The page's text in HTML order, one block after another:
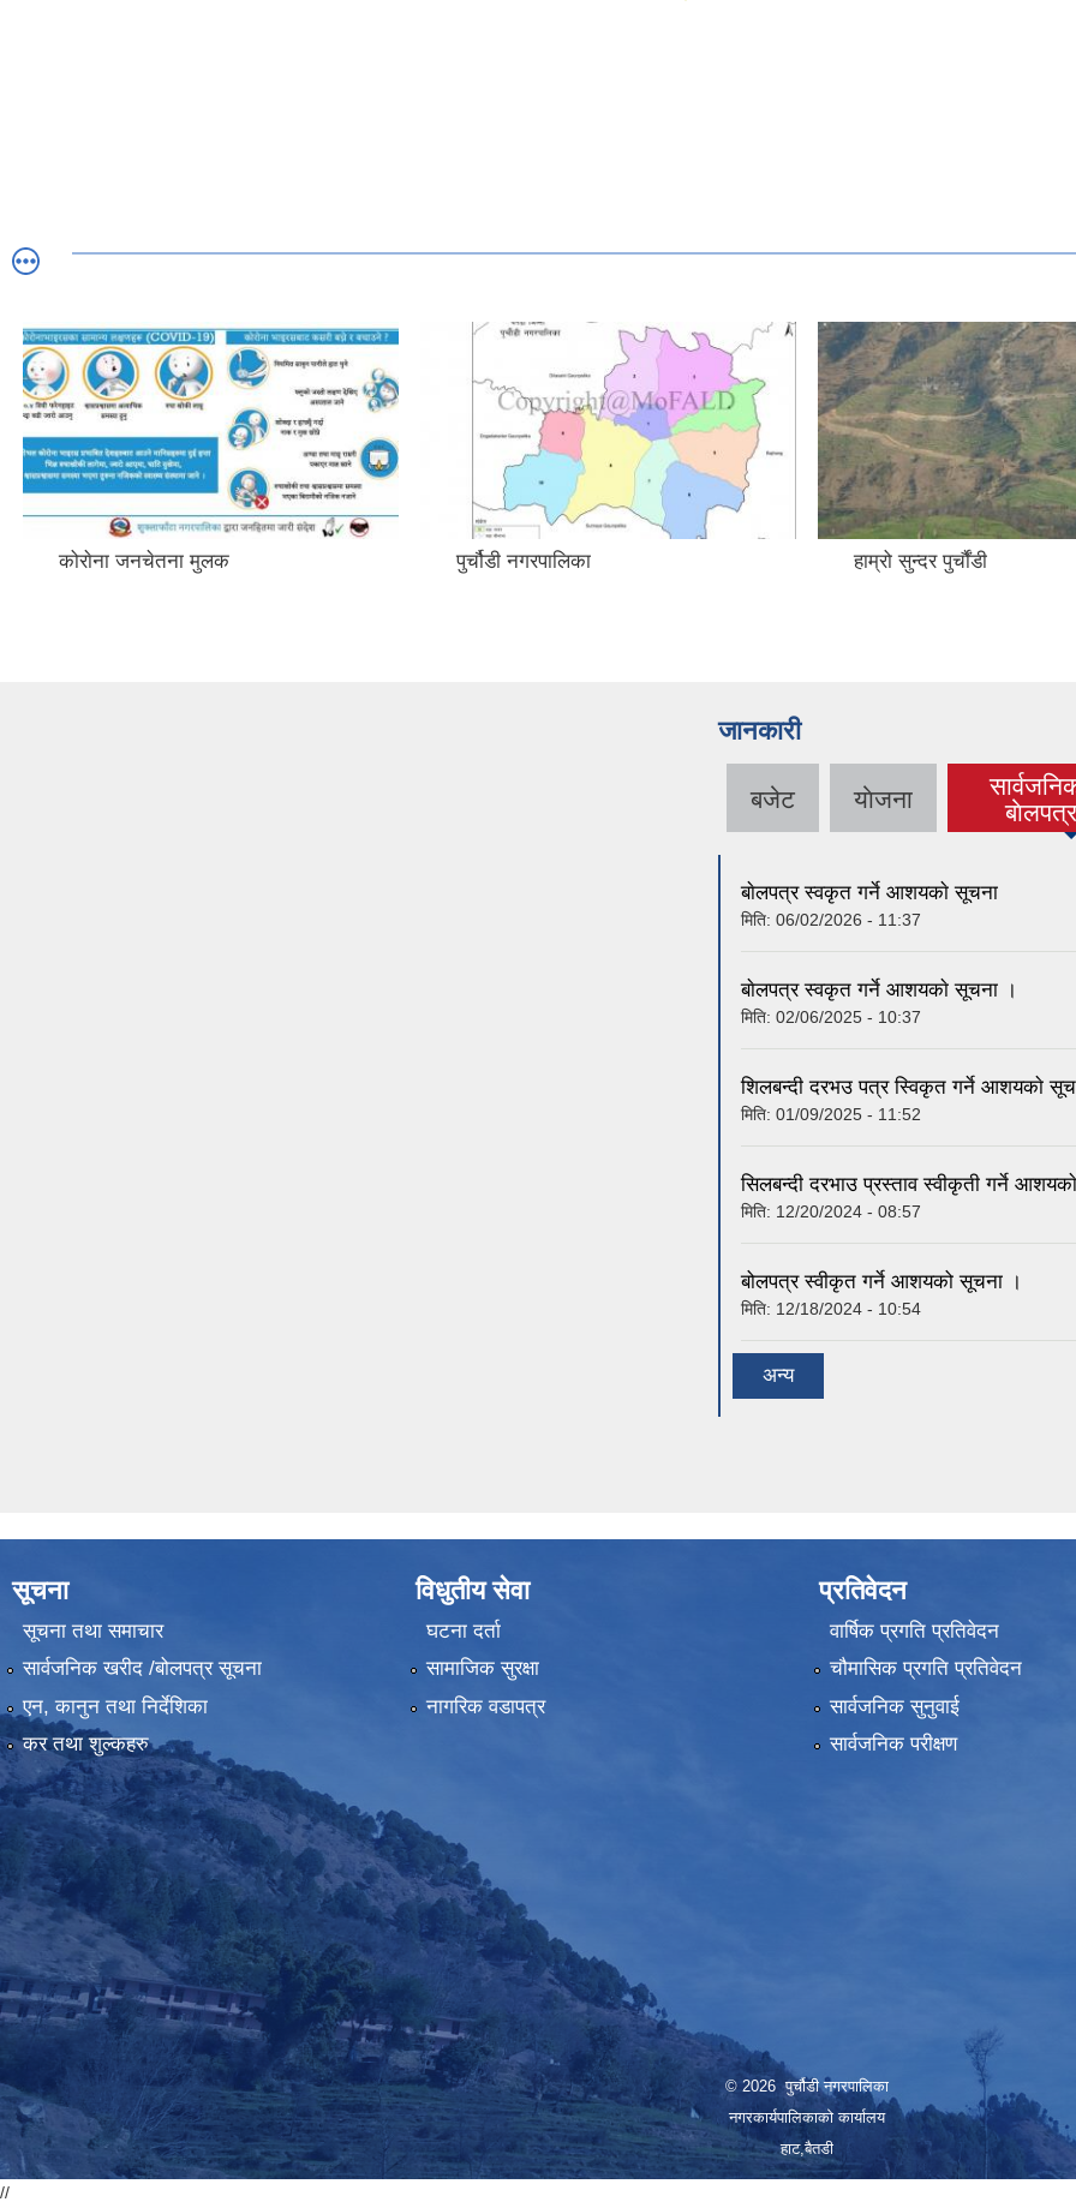
कोराेना जनचेतना मुलक पुर्चौडी नगरपालिका हाम्रो सुन्दर पुर्चौंडी
जानकारी
बजेट याेजना
बाेलपत्र स्वकृत गर्ने आशयकाे सूचना
मिति: 06/02/2026 - 11:37
बाेलपत्र स्वकृत गर्ने आशयकाे सूचना ।
मिति: 02/06/2025 - 10:37
शिलबन्दी दरभउ पत्र स्विकृत गर्ने आशयकाे
मिति: 01/09/2025 - 11:52
सिलबन्दी दरभाउ प्रस्ताव स्वीकृती गर्ने
मिति: 12/20/2024 - 08:57
बोलपत्र स्वीकृत गर्ने आशयको सूचना ।
मिति: 12/18/2024 - 10:54
अन्य
सूचना
सूचना तथा समाचार
सार्वजनिक खरीद /बोलपत्र सूचना
एन, कानुन तथा निर्देशिका
कर तथा शुल्कहरु
विधुतीय सेवा
घटना दर्ता
सामाजिक सुरक्षा
नागरिक वडापत्र
प्रतिवेदन
वार्षिक प्रगति प्रतिवेदन
चौमासिक प्रगति प्रतिवेदन
सार्वजनिक सुनुवाई
सार्वजनिक परीक्षण
© 2026 पुर्चौडी नगरपालिका
नगरकार्यपालिकाकाे कार्यालय
हाट,बैतडी
//